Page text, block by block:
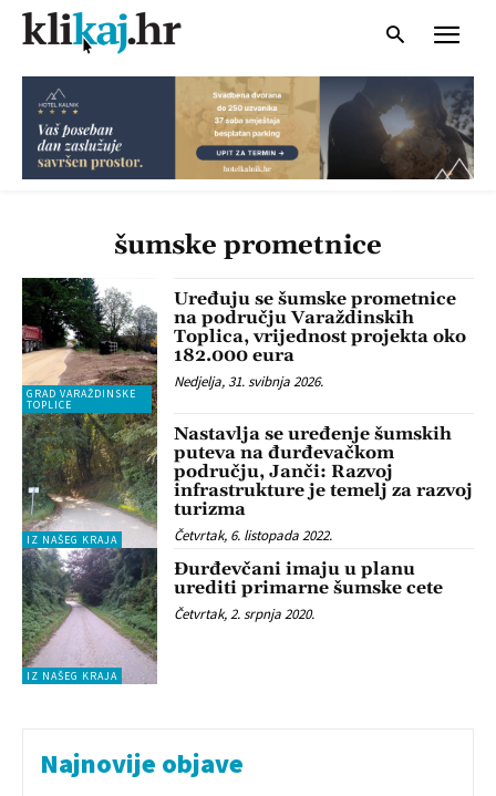
šumske prometnice
GRAD VARAŽDINSKE
TOPLICE
Uređuju se šumske prometnice
na području Varaždinskih
Toplica, vrijednost projekta oko
182.000 eura
Nedjelja, 31. svibnja 2026.
IZ NAŠEG KRAJA
Nastavlja se uređenje šumskih
puteva na đurđevačkom
području, Janči: Razvoj
infrastrukture je temelj za razvoj
turizma
Četvrtak, 6. listopada 2022.
IZ NAŠEG KRAJA
Đurđevčani imaju u planu
urediti primarne šumske cete
Četvrtak, 2. srpnja 2020.
Najnovije objave